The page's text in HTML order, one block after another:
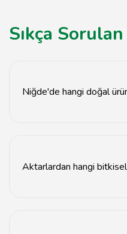
Sıkça
Niğde'de hangi doğal
Aktarlardan hangi